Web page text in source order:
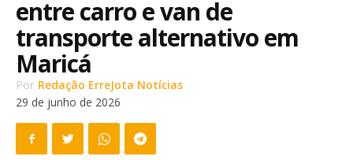
entre carro e van de
transporte alternativo em
Maricá
Por Redação ErreJota Notícias
29 de junho de 2026